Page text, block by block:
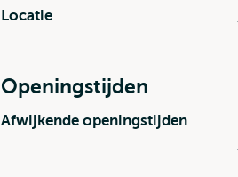
Locatie
Openingstijden
Afwijkende openingstijden